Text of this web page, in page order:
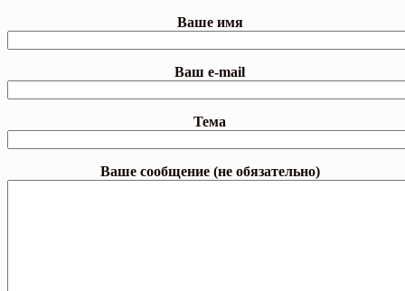
Ваше имя
Ваш e-mail
Тема
Ваше сообщение (не обязательно)